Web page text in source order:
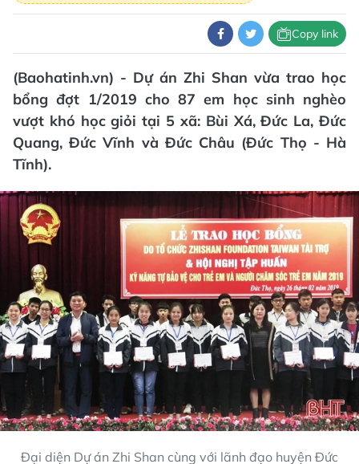
Copy link
(Baohatinh.vn) - Dự án Zhi Shan vừa trao học
bổng đợt 1/2019 cho 87 em học sinh nghèo
vượt khó học giỏi tại 5 xã: Bùi Xá, Đức La, Đức
Quang, Đức Vĩnh và Đức Châu (Đức Thọ - Hà
Tĩnh).
Đại diện Dự án Zhi Shan cùng với lãnh đạo huyện Đức